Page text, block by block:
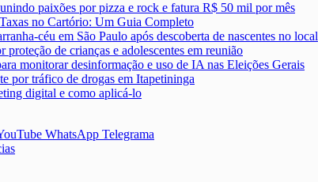
paixões por pizza e rock e fatura R$ 50 mil por mês
no Cartório: Um Guia Completo
céu em São Paulo após descoberta de nascentes no local
de crianças e adolescentes em reunião
monitorar desinformação e uso de IA nas Eleições Gerais
por tráfico de drogas em Itapetininga
digital e como aplicá-lo
WhatsApp Telegrama